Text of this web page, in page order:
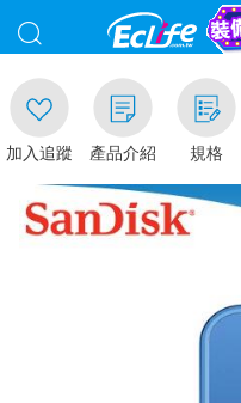
加入追蹤 產品介紹 規格